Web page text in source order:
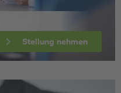
Stellung nehmen